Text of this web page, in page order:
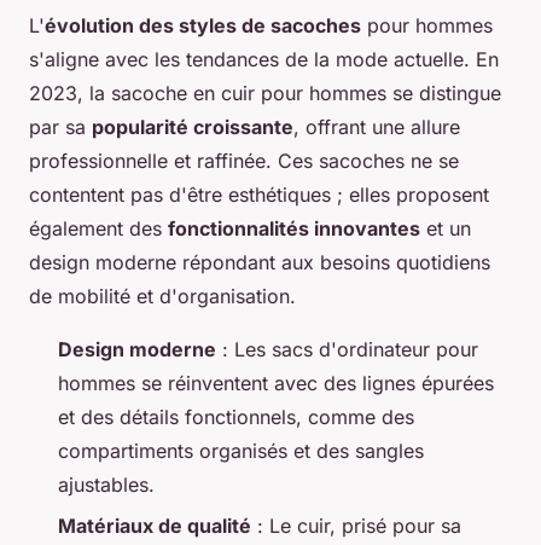
L'évolution des styles de sacoches pour hommes
s'aligne avec les tendances de la mode actuelle. En
2023, la sacoche en cuir pour hommes se distingue
par sa popularité croissante, offrant une allure
professionnelle et raffinée. Ces sacoches ne se
contentent pas d'être esthétiques ; elles proposent
également des fonctionnalités innovantes et un
design moderne répondant aux besoins quotidiens
de mobilité et d'organisation.
Design moderne : Les sacs d'ordinateur pour
hommes se réinventent avec des lignes épurées
et des détails fonctionnels, comme des
compartiments organisés et des sangles
ajustables.
Matériaux de qualité : Le cuir, prisé pour sa